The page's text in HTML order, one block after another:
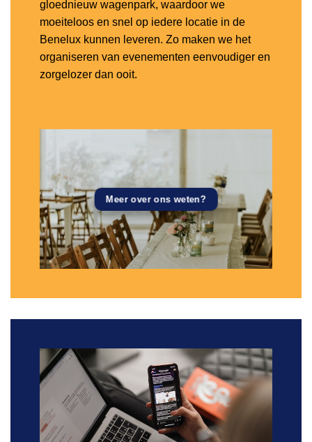
gloednieuw wagenpark, waardoor we
moeiteloos en snel op iedere locatie in de
Benelux kunnen leveren. Zo maken we het
organiseren van evenementen eenvoudiger en
zorgelozer dan ooit.
Meer over ons weten?